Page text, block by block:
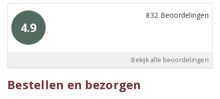
4.9
832 Beoordelingen
Bekijk alle beoordelingen
Bestellen en bezorgen